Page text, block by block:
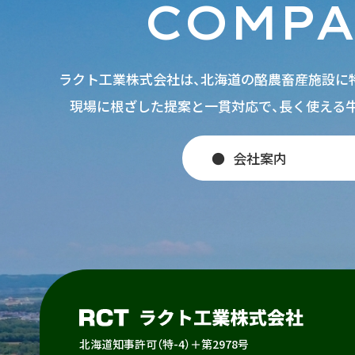
ラクト工業株式会社は、北海道の酪農畜産施設に
現場に根ざした提案と一貫対応で、長く使える
会社案内
北海道知事許可（特-4）＋第2978号